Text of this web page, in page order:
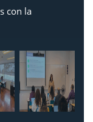
con la